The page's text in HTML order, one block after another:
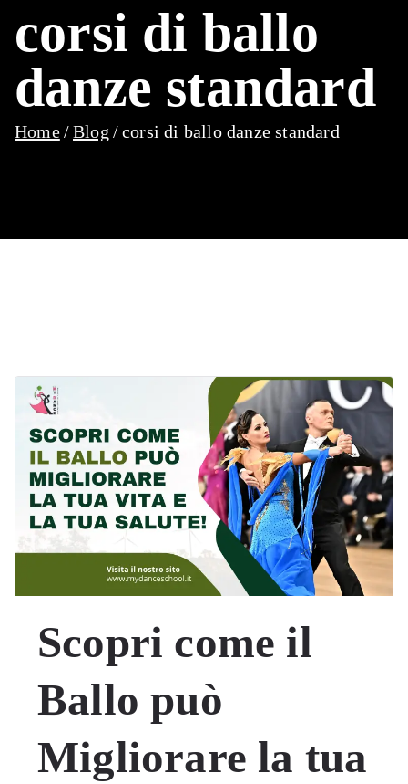
corsi di ballo
danze standard
Home Blog corsi di ballo danze standard
Scopri come il
Ballo può
Migliorare la tua